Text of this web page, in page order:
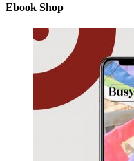
Ebook Shop